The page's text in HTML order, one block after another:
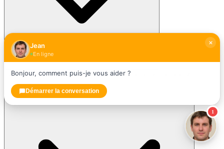
Quelles sont les aides pour l'isolation intérieure des combles ?
1
Jean
En ligne
Bonjour, comment puis-je vous aider ?
Démarrer la conversation